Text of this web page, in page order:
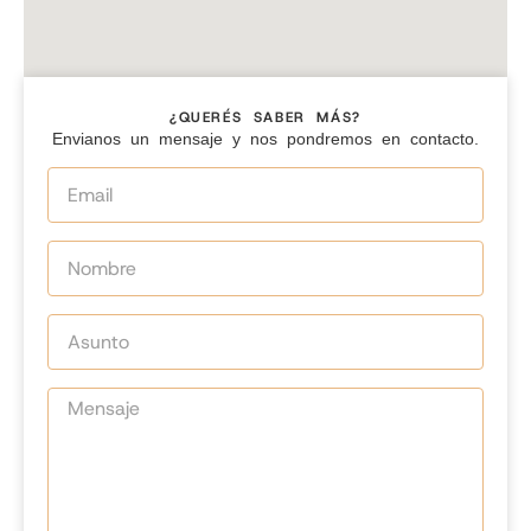
¿QUERÉS SABER MÁS?
Envianos un mensaje y nos pondremos en contacto.